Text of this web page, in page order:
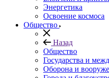
Энергетика
Освоение космоса
Общество
Назад
Общество
Государства и
Оборона и